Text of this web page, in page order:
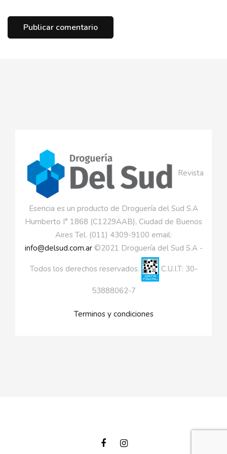
Revista
Esencia es un producto de Droguería del Sud S.A
Humberto I° 1868 (C1229AAB), Ciudad de Buenos
Aires Tel. (011) 4309-9100 email:
info@delsud.com.ar©2021 Droguería del Sud S.A -
Todos los derechos reservados. C.U.I.T: 30-
53888062-7
Terminos y condiciones